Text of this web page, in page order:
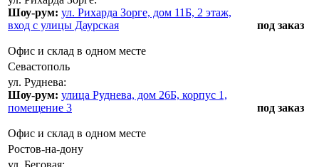
Шоу-рум: ул. Рихарда Зорге, дом 11Б, 2 этаж,
вход с улицы Даурская
Офис и склад в одном месте
под заказ
Севастополь
ул. Руднева:
Шоу-рум: улица Руднева, дом 26Б, корпус 1,
помещение 3
Офис и склад в одном месте
под заказ
Ростов-на-дону
ул. Беговая: